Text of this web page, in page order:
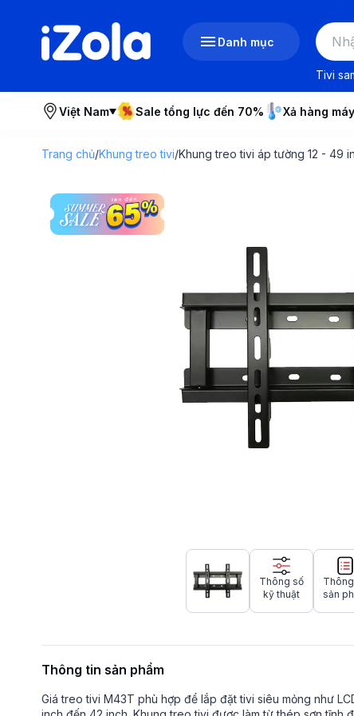
Danh mục
Tivi
Việt Nam Sale tổng lực đến 70% Xả hàng
Trang chủ/Khung treo tivi/Khung treo tivi áp tường 12 - 49
Thông số
kỹ thuật
sản
Thông tin sản phẩm
Giá treo tivi M43T phù hợp để lắp đặt tivi siêu mỏng như